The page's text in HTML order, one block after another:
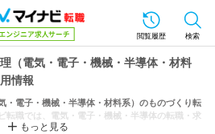
閲覧履歴 検索
（電気・電子・機械・半導体・材料
情報
・電子・機械・半導体・材料系）のものづくり転
転職では、電気・電子・機械・半導体の転職・求
からも探せます。
もっと見る